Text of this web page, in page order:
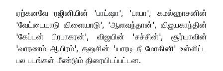
ஏற்கனவே ரஜினியின் 'பாட்ஷா', 'பாபா', கமல்ஹாசனின்
'வேட்டையாடு விளையாடு', 'ஆளவந்தான்', விஜயகாந்தின்
'கேப்டன் பிரபாகரன்', விஜயின் 'சச்சின்', சூர்யாவின்
'வாரணம் ஆயிரம்', தனுசின் 'யாரடி நீ மோகினி' உள்ளிட்ட
பல படங்கள் மீண்டும் திரையிடப்பட்டன.